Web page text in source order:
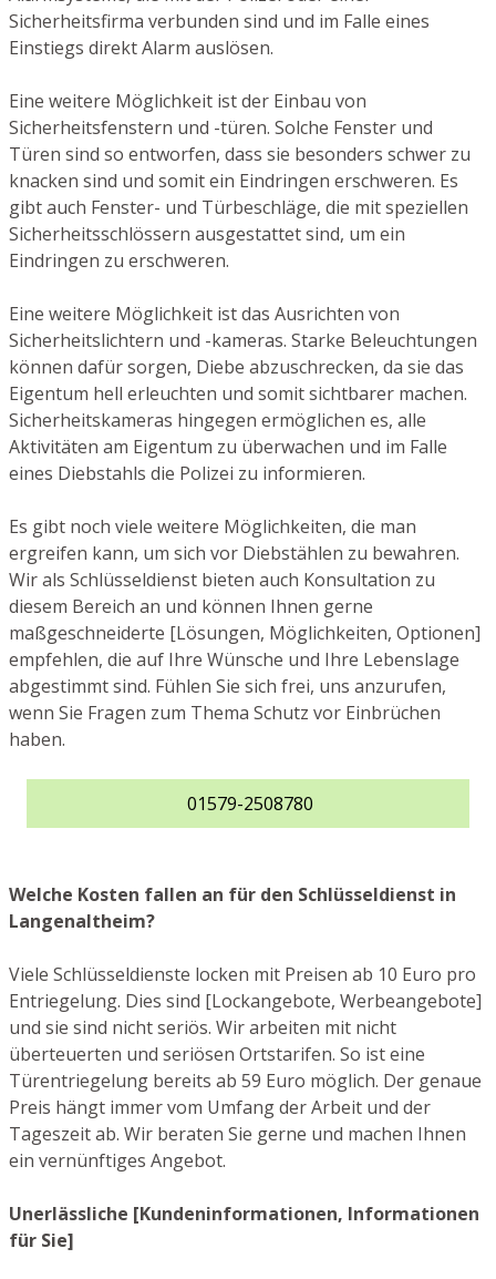
Sicherheitsfirma verbunden sind und im Falle eines
Einstiegs direkt Alarm auslösen.
Eine weitere Möglichkeit ist der Einbau von
Sicherheitsfenstern und -türen. Solche Fenster und
Türen sind so entworfen, dass sie besonders schwer zu
knacken sind und somit ein Eindringen erschweren. Es
gibt auch Fenster- und Türbeschläge, die mit speziellen
Sicherheitsschlössern ausgestattet sind, um ein
Eindringen zu erschweren.
Eine weitere Möglichkeit ist das Ausrichten von
Sicherheitslichtern und -kameras. Starke Beleuchtungen
können dafür sorgen, Diebe abzuschrecken, da sie das
Eigentum hell erleuchten und somit sichtbarer machen.
Sicherheitskameras hingegen ermöglichen es, alle
Aktivitäten am Eigentum zu überwachen und im Falle
eines Diebstahls die Polizei zu informieren.
Es gibt noch viele weitere Möglichkeiten, die man
ergreifen kann, um sich vor Diebstählen zu bewahren.
Wir als Schlüsseldienst bieten auch Konsultation zu
diesem Bereich an und können Ihnen gerne
maßgeschneiderte [Lösungen, Möglichkeiten, Optionen]
empfehlen, die auf Ihre Wünsche und Ihre Lebenslage
abgestimmt sind. Fühlen Sie sich frei, uns anzurufen,
wenn Sie Fragen zum Thema Schutz vor Einbrüchen
haben.
01579-2508780
Welche Kosten fallen an für den Schlüsseldienst in
Langenaltheim?
Viele Schlüsseldienste locken mit Preisen ab 10 Euro pro
Entriegelung. Dies sind [Lockangebote, Werbeangebote]
und sie sind nicht seriös. Wir arbeiten mit nicht
überteuerten und seriösen Ortstarifen. So ist eine
Türentriegelung bereits ab 59 Euro möglich. Der genaue
Preis hängt immer vom Umfang der Arbeit und der
Tageszeit ab. Wir beraten Sie gerne und machen Ihnen
ein vernünftiges Angebot.
Unerlässliche [Kundeninformationen, Informationen
für Sie]